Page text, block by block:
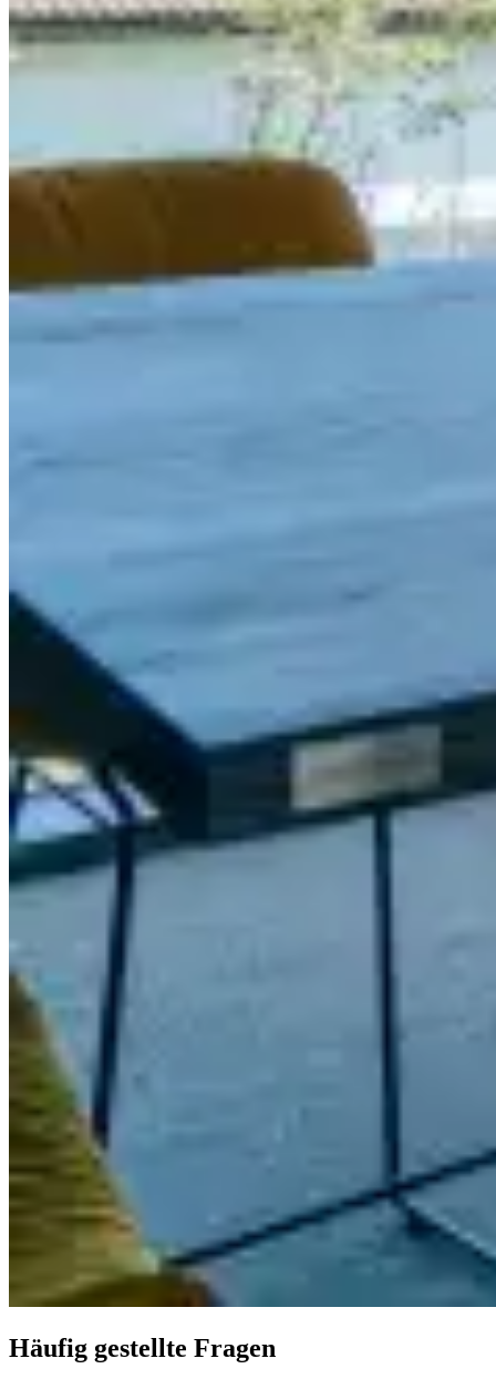
Häufig gestellte Fragen